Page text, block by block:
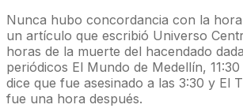
Nunca hubo concordancia con la
un artículo que escribió Universo
horas de la muerte del hacendado
periódicos El Mundo de Medellín,
dice que fue asesinado a las 3:30 y El
fue una hora después.